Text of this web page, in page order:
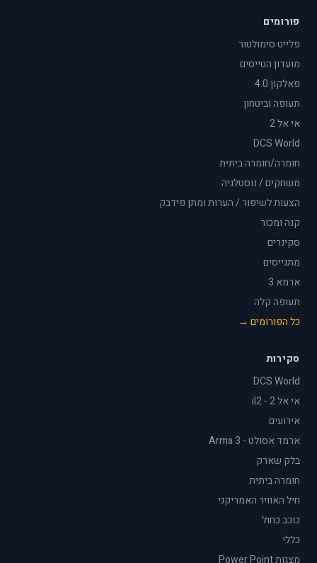
פורומים
פלייט סימולטור
מועדון הטייסים
פאלקון 4.0
תעופה וביטחון
אי אל 2
DCS World
חומרה/חומרה ביתית
משחקים / נוסטלגיה
הצעות לשיפור / הערות ומתן פידבק
קנה ומכור
סקינרים
מתגייסים
ארמא 3
תעופה קלה
כל הפורומים →
סקירות
DCS World
אי אל 2 - il2
אירועים
ארמד אסולט - Arma 3
בלק שארק
חומרה ביתית
חיל האוויר האמריקני
כוכב כחול
כללי
מצגות Power Point